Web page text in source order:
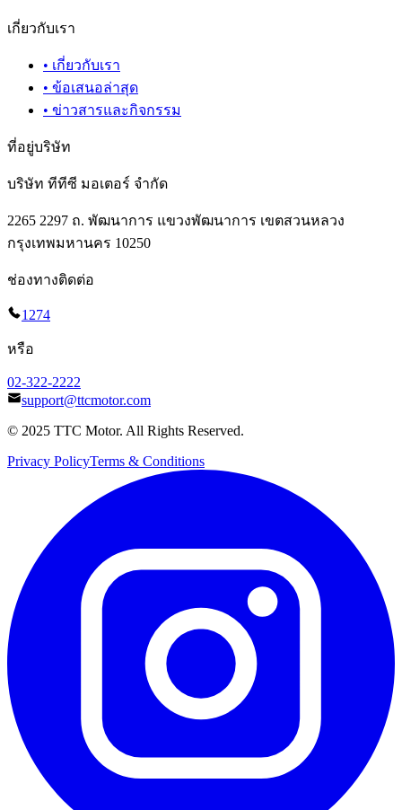
เกี่ยวกับเรา
• เกี่ยวกับเรา
• ข้อเสนอล่าสุด
• ข่าวสารและกิจกรรม
ที่อยู่บริษัท
บริษัท ทีทีซี มอเตอร์ จำกัด
2265 2297 ถ. พัฒนาการ แขวงพัฒนาการ เขตสวนหลวง
กรุงเทพมหานคร 10250
ช่องทางติดต่อ
1274
หรือ
02-322-2222
support@ttcmotor.com
© 2025 TTC Motor. All Rights Reserved.
Privacy PolicyTerms & Conditions